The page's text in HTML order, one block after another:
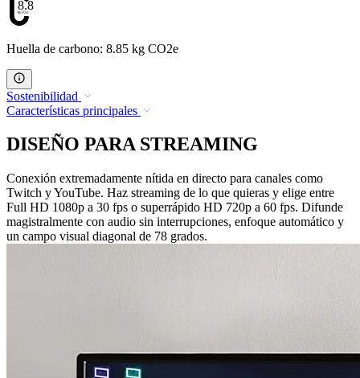
8.85
Huella de carbono: 8.85 kg CO2e
Sostenibilidad
Características principales
DISEÑO PARA STREAMING
Conexión extremadamente nítida en directo para canales como
Twitch y YouTube. Haz streaming de lo que quieras y elige entre
Full HD 1080p a 30 fps o superrápido HD 720p a 60 fps. Difunde
magistralmente con audio sin interrupciones, enfoque automático y
un campo visual diagonal de 78 grados.